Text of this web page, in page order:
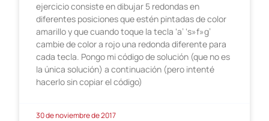
ejercicio consiste en dibujar 5 redondas en
diferentes posiciones que estén pintadas de color
amarillo y que cuando toque la tecla ‘a’ ‘s»f»g’
cambie de color a rojo una redonda diferente para
cada tecla. Pongo mi código de solución (que no es
la única solución) a continuación (pero intenté
hacerlo sin copiar el código)
30 de noviembre de 2017